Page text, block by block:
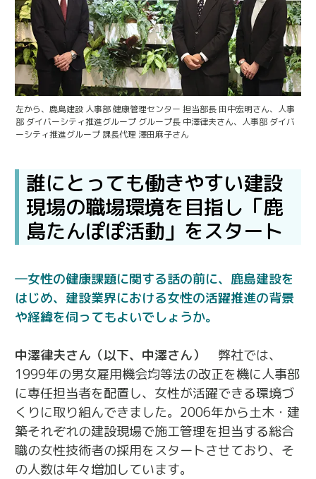
左から、鹿島建設 人事部 健康管理センター 担当部長 田中宏明さん、人事
部 ダイバーシティ推進グループ グループ長 中澤律夫さん、人事部 ダイバ
ーシティ推進グループ 課長代理 澤田麻子さん
誰にとっても働きやすい建設
現場の職場環境を目指し「鹿
島たんぽぽ活動」をスタート
女性の健康課題に関する話の前に、鹿島建設を
はじめ、建設業界における女性の活躍推進の背景
や経緯を伺ってもよいでしょうか。
中澤律夫さん（以下、中澤さん）
弊社では、
1999年の男女雇用機会均等法の改正を機に人事部
に専任担当者を配置し、女性が活躍できる環境づ
くりに取り組んできました。2006年から土木・建
築それぞれの建設現場で施工管理を担当する総合
職の女性技術者の採用をスタートさせており、そ
の人数は年々増加しています。